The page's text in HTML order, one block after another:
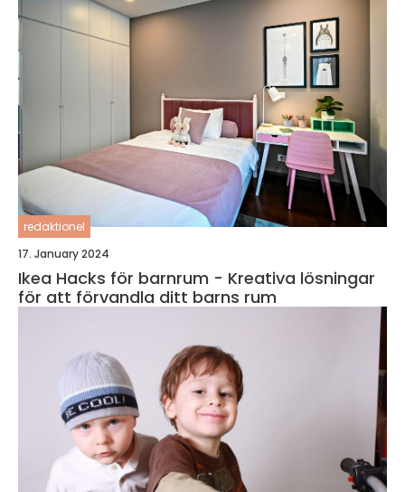
redaktionel
17. January 2024
Ikea Hacks för barnrum - Kreativa lösningar
för att förvandla ditt barns rum